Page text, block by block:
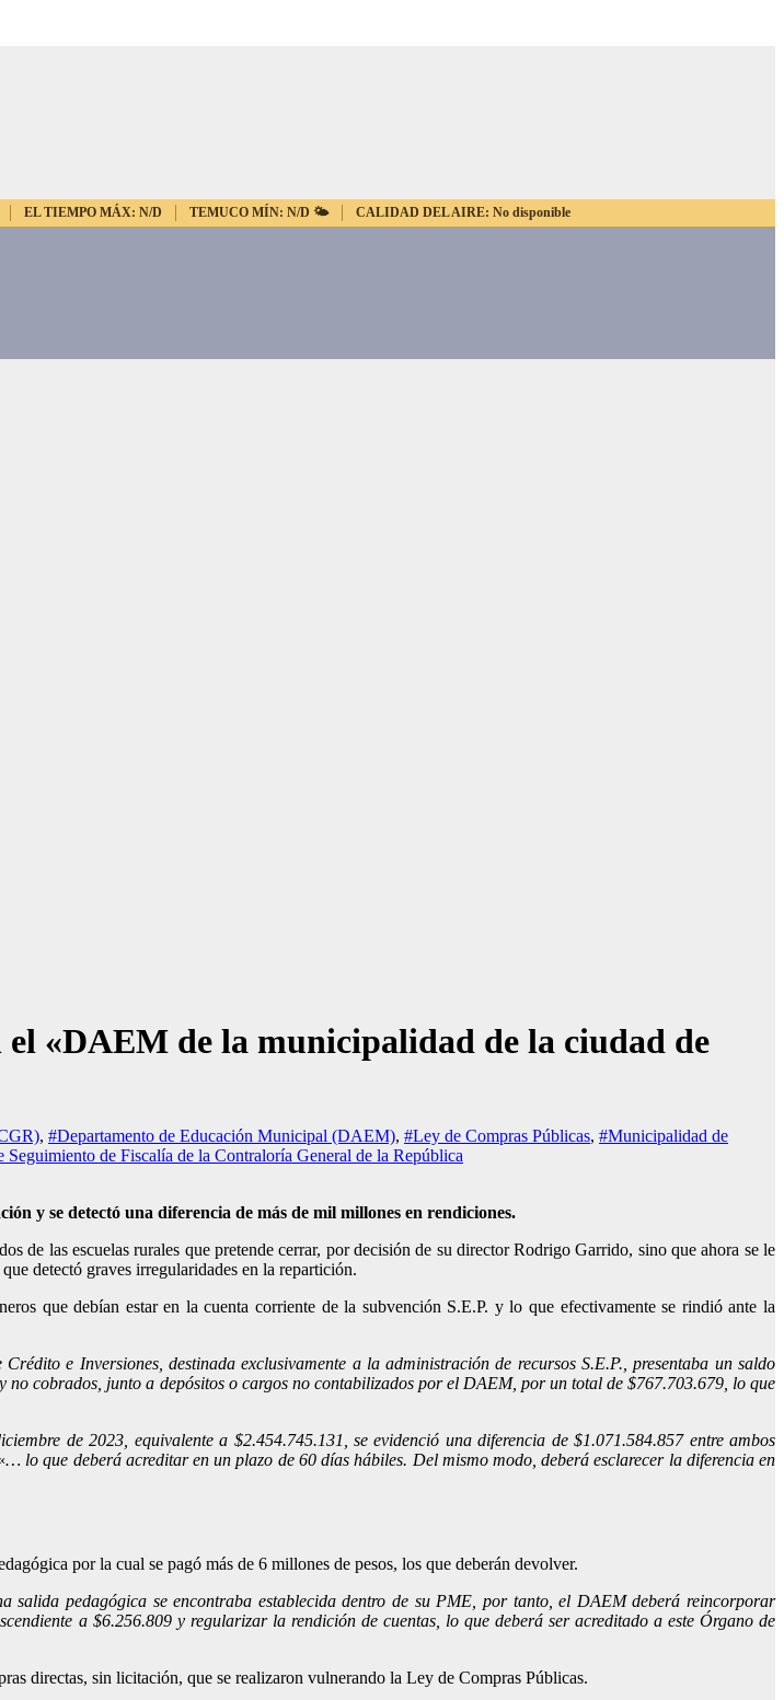
EL TIEMPO MÁX: N/D TEMUCO MÍN: N/D 🌤️ CALIDAD DEL AIRE: No disponible
«DAEM de la municipalidad de la ciudad de
, #Departamento de Educación Municipal (DAEM), #Ley de Compras Públicas, #Municipalidad de
Seguimiento de Fiscalía de la Contraloría General de la República
y se detectó una diferencia de más de mil millones en rendiciones.
de las escuelas rurales que pretende cerrar, por decisión de su director Rodrigo Garrido, sino que ahora se le
detectó graves irregularidades en la repartición.
que debían estar en la cuenta corriente de la subvención S.E.P. y lo que efectivamente se rindió ante la
e Inversiones, destinada exclusivamente a la administración de recursos S.E.P., presentaba un saldo
cobrados, junto a depósitos o cargos no contabilizados por el DAEM, por un total de $767.703.679, lo que
de 2023, equivalente a $2.454.745.131, se evidenció una diferencia de $1.071.584.857 entre ambos
… lo que deberá acreditar en un plazo de 60 días hábiles. Del mismo modo, deberá esclarecer la diferencia en
por la cual se pagó más de 6 millones de pesos, los que deberán devolver.
pedagógica se encontraba establecida dentro de su PME, por tanto, el DAEM deberá reincorporar
a $6.256.809 y regularizar la rendición de cuentas, lo que deberá ser acreditado a este Órgano de
directas, sin licitación, que se realizaron vulnerando la Ley de Compras Públicas.